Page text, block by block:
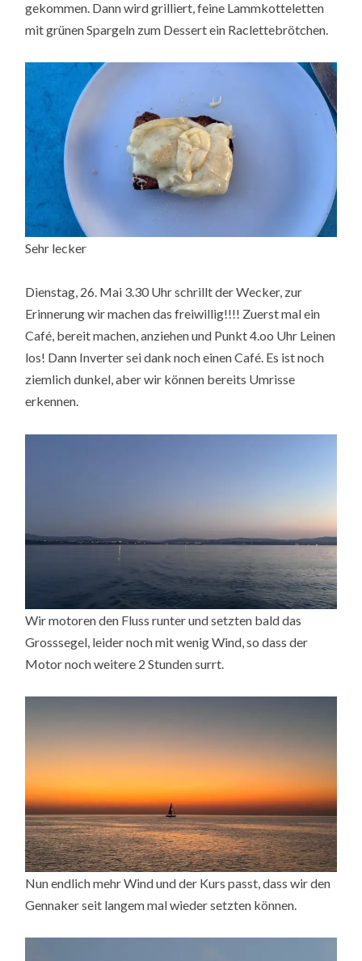
gekommen. Dann wird grilliert, feine Lammkotteletten
mit grünen Spargeln zum Dessert ein Raclettebrötchen.
Sehr lecker
Dienstag, 26. Mai 3.30 Uhr schrillt der Wecker, zur
Erinnerung wir machen das freiwillig!!!! Zuerst mal ein
Café, bereit machen, anziehen und Punkt 4.oo Uhr Leinen
los! Dann Inverter sei dank noch einen Café. Es ist noch
ziemlich dunkel, aber wir können bereits Umrisse
erkennen.
Wir motoren den Fluss runter und setzten bald das
Grosssegel, leider noch mit wenig Wind, so dass der
Motor noch weitere 2 Stunden surrt.
Nun endlich mehr Wind und der Kurs passt, dass wir den
Gennaker seit langem mal wieder setzten können.